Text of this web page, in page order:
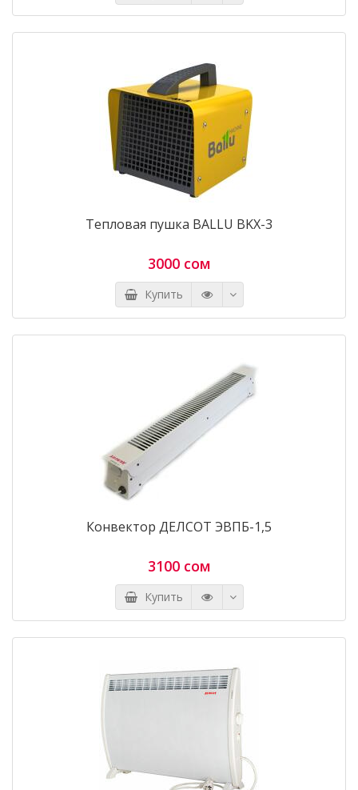
Тепловая пушка BALLU BKX-3
3000 сом
Купить
Конвектор ДЕЛСОТ ЭВПБ-1,5
3100 сом
Купить